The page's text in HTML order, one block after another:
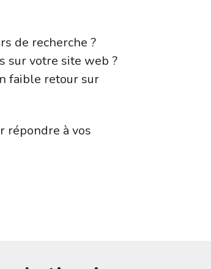
de recherche ?
sur votre site web ?
faible retour sur
répondre à vos